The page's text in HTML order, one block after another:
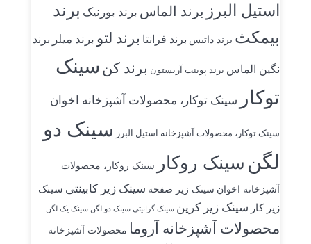
استیل البرز برند الماس برند بورنیک برند
بیمکث برند داتیس برند فرانتا برند لتو برند میلر برند
نگین الماس برند پوینت آریستون برند کن سینک
توکار
سینک توکار، محصولات آشپزخانه اخوان
سینک توکار، محصولات آشپزخانه استیل البرز سینک دو
لگن سینک روکار سینک روکار، محصولات
آشپزخانه اخوان سینک زیر صفحه سینک زیر کابینتی سینک
زیر کار سینک زیر کرین سینک گرانیتی سینک دو لگن سینک یک لگن
محصولات آشپزخانه آروما محصولات آشپزخانه